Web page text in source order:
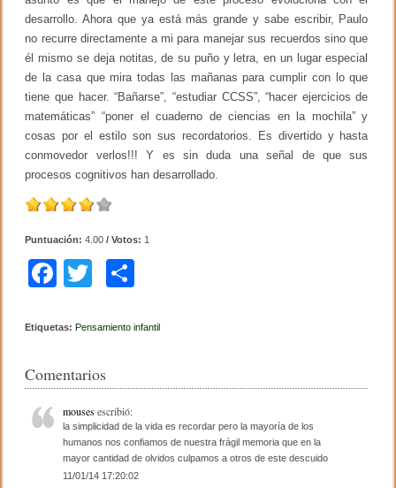
desarrollo. Ahora que ya está más grande y sabe escribir, Paulo
no recurre directamente a mi para manejar sus recuerdos sino que
él mismo se deja notitas, de su puño y letra, en un lugar especial
de la casa que mira todas las mañanas para cumplir con lo que
tiene que hacer. “Bañarse”, “estudiar CCSS”, “hacer ejercicios de
matemáticas” “poner el cuaderno de ciencias en la mochila” y
cosas por el estilo son sus recordatorios. Es divertido y hasta
conmovedor verlos!!! Y es sin duda una señal de que sus
procesos cognitivos han desarrollado.
Puntuación:4.00 / Votos: 1
F
c
b
o
o
k
tt
m
ar
tir
Etiquetas: Pensamiento infantil
Comentarios
mousesescribió:
la simplicidad de la vida es recordar pero la mayoría de los
humanos nos confiamos de nuestra frágil memoria que en la
mayor cantidad de olvidos culpamos a otros de este descuido
11/01/14 17:20:02